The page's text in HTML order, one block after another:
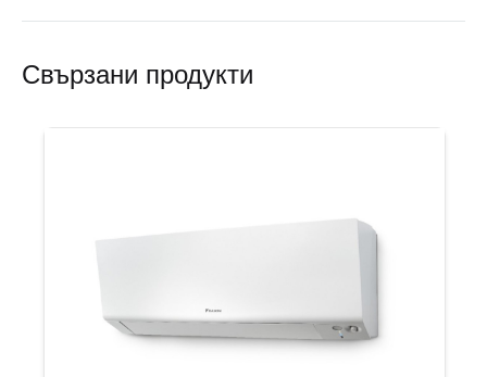
Свързани продукти